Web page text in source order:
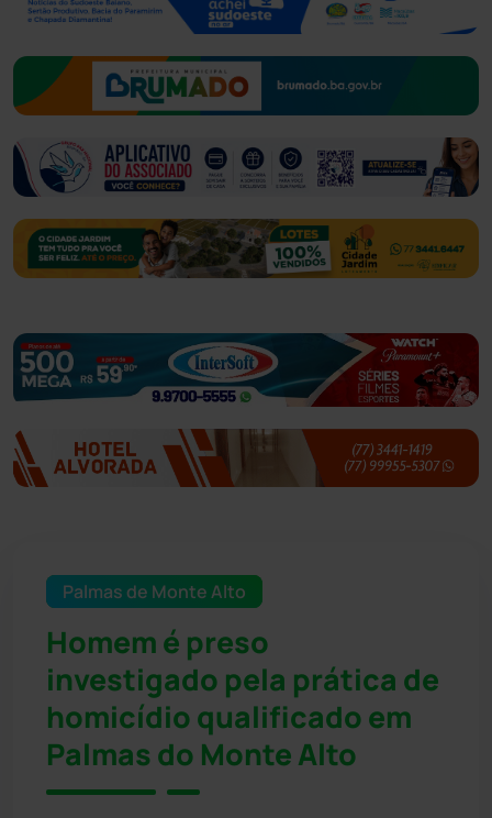
Palmas de Monte Alto
Homem é preso
investigado pela prática de
homicídio qualificado em
Palmas do Monte Alto